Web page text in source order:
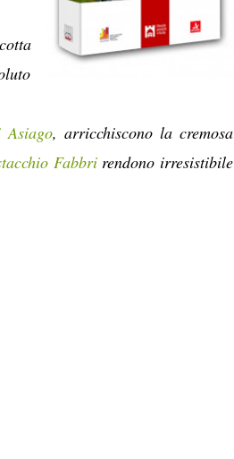
, arricchiscono la cremosa
Fabbri rendono irresistibile